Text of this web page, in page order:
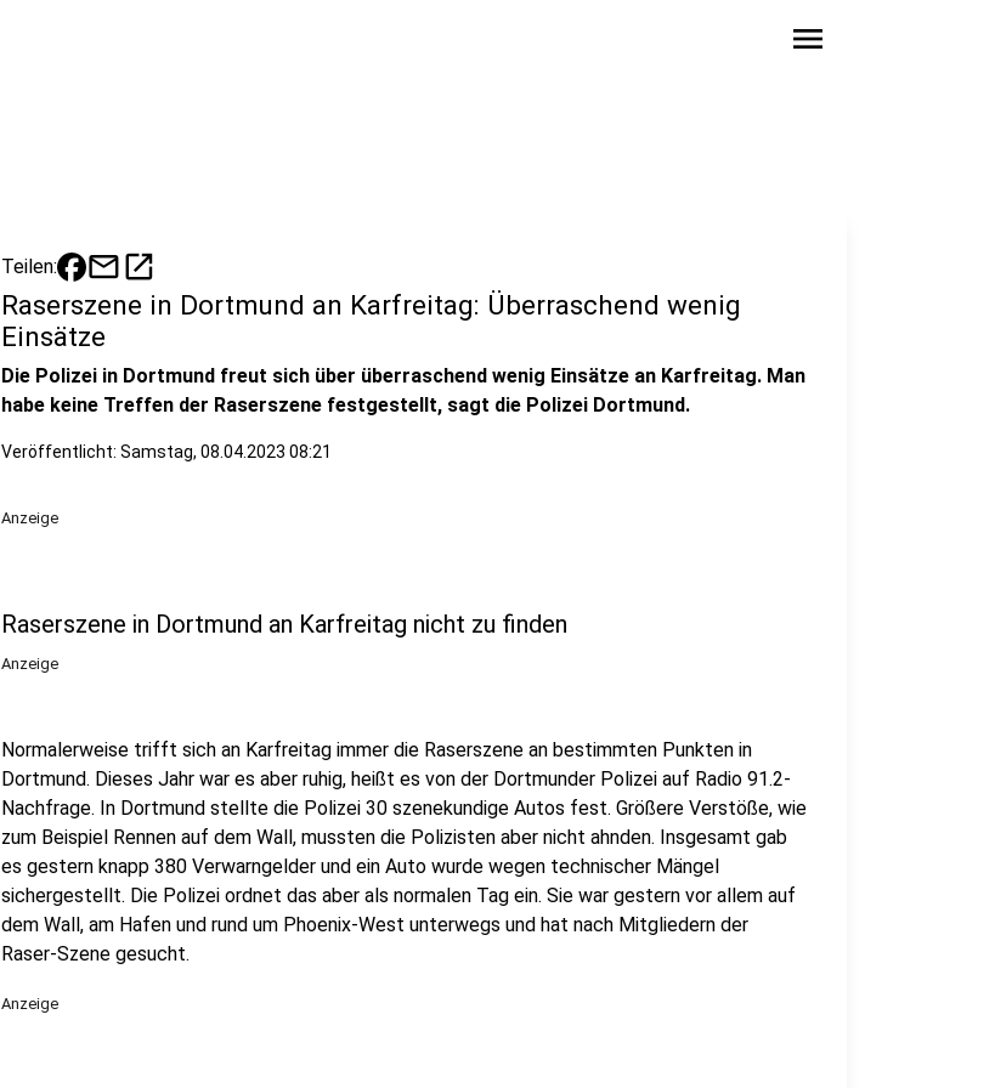
menu
Teilen: mailopen_in_new
Raserszene in Dortmund an Karfreitag: Überraschend wenig
Einsätze
Die Polizei in Dortmund freut sich über überraschend wenig Einsätze an Karfreitag. Man
habe keine Treffen der Raserszene festgestellt, sagt die Polizei Dortmund.
Veröffentlicht: Samstag, 08.04.2023 08:21
Anzeige
Raserszene in Dortmund an Karfreitag nicht zu finden
Anzeige
Normalerweise trifft sich an Karfreitag immer die Raserszene an bestimmten Punkten in
Dortmund. Dieses Jahr war es aber ruhig, heißt es von der Dortmunder Polizei auf Radio 91.2-
Nachfrage. In Dortmund stellte die Polizei 30 szenekundige Autos fest. Größere Verstöße, wie
zum Beispiel Rennen auf dem Wall, mussten die Polizisten aber nicht ahnden. Insgesamt gab
es gestern knapp 380 Verwarngelder und ein Auto wurde wegen technischer Mängel
sichergestellt. Die Polizei ordnet das aber als normalen Tag ein. Sie war gestern vor allem auf
dem Wall, am Hafen und rund um Phoenix-West unterwegs und hat nach Mitgliedern der
Raser-Szene gesucht.
Anzeige